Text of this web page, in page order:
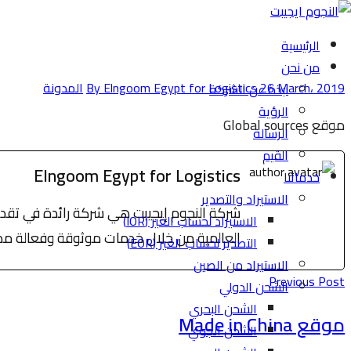
الرئيسية
من نحن
نبذة عن الشركة
الرؤية
الرسالة
القيم
خدماتنا
الاستيراد والتصدير
الاستيراد لحساب الغير (IOR)
التصدير لحساب الغير (EOR)
الاستيراد من الصين
الشحن الدولي
الشحن البحري
الشحن الجوي
By Elngoom Egypt for Logistics26 March، 2019 المدونة
موقع Global sources
Elngoom Egypt for Logistics
شركة النجوم إيجيبت هي شركة رائدة في
العالمية من خلال خدمات موثوقة وفعالة
Previous Post
موقع Made in China